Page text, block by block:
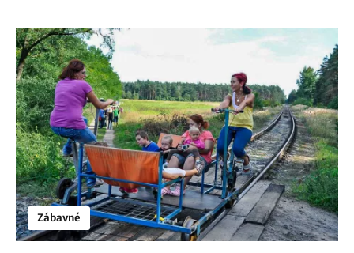
Zábavné